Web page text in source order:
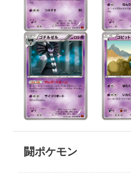
闘ポケモン